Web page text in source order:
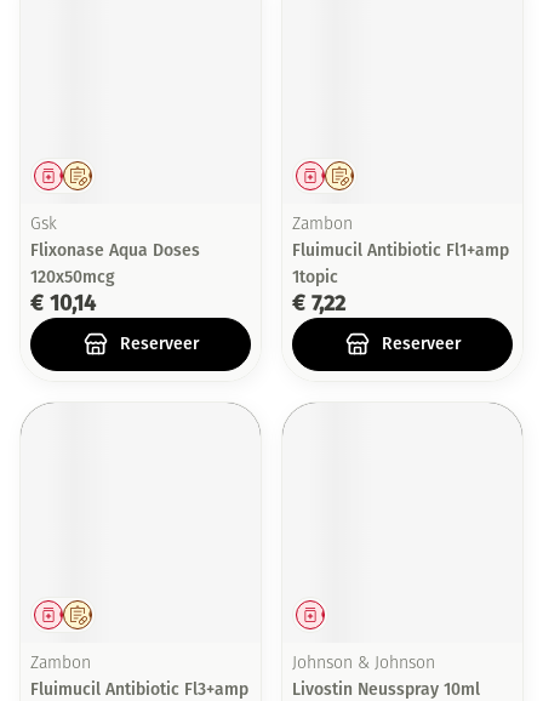
Op voorschrift
Geneesmiddel
Gsk
Flixonase Aqua Doses
120x50mcg
€ 10,14
Reserveer
Op voorschrift
Geneesmiddel
Zambon
Fluimucil Antibiotic Fl1+amp
1topic
€ 7,22
Reserveer
Op voorschrift
Geneesmiddel
Zambon
Fluimucil Antibiotic Fl3+amp
Geneesmiddel
Johnson & Johnson
Livostin Neusspray 10ml